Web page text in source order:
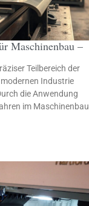
Maschinenbau –
Teilbereich der
Industrie
die Anwendung
im Maschinenbau